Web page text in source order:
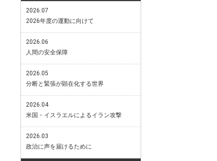
2026.07
2026年度の運動に向けて
2026.06
人間の安全保障
2026.05
分断と緊張が顕在化する世界
2026.04
米国・イスラエルによるイラン攻撃
2026.03
政治に声を届けるために